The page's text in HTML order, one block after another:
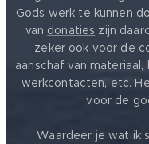
Gods werk te kunnen
van donaties zijn
zeker ook voor de
aanschaf van
werkcontacten, etc.
voor de
Waardeer je wat ik